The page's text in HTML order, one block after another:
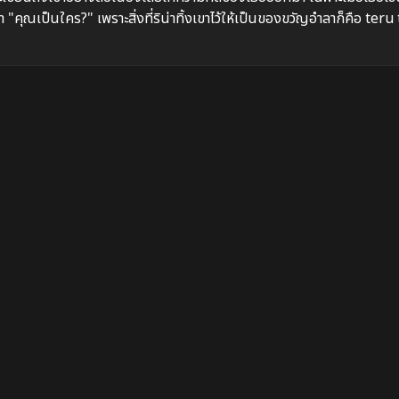
คุณเป็นใคร?" เพราะสิ่งที่ริน่าทิ้งเขาไว้ให้เป็นของขวัญอำลาก็คือ